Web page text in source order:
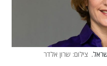
צילום: שרון אלדר